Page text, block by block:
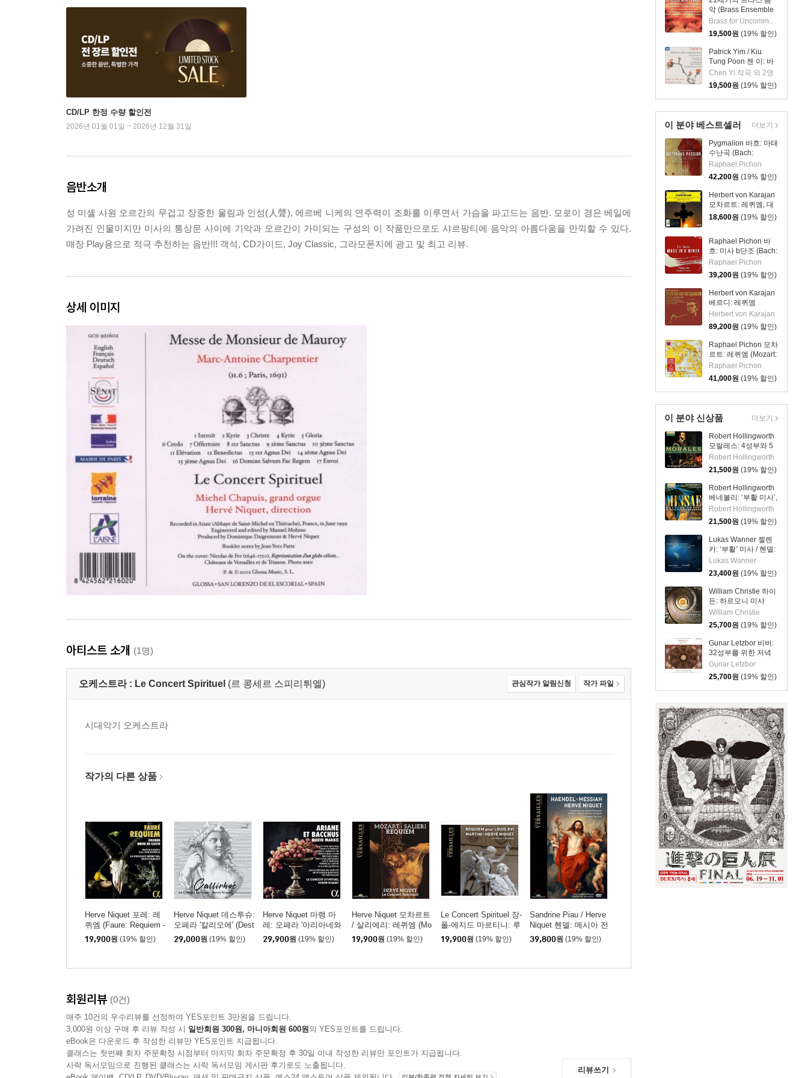
악 (Brass Ensemble
Music - 21st Century)Brass for Uncommon Times 실내악
19,500원 (19% 할인)
Patrick Yim / Kiu
Tung Poon 첸 이: 바
이올린, 비올라, 피아
노 작품집 (Chen Yi:
Works For Violin,
Viola And Piano)
Chen Yi 작곡 외 2명
19,500원 (19% 할인)
이 분야 베스트셀러
Pygmalion 바흐: 마태
수난곡 (Bach:
Matthaus-Passion
BWV244)
Raphael Pichon
42,200원 (19% 할인)
Herbert von Karajan
모차르트: 레퀴엠, 대
관식 미사 (Mozart:
18,600원 (19% 할인)
Raphael Pichon 바
흐: 미사 b단조 (Bach:
Mass in b minor,
BWV 232)
Raphael Pichon
39,200원 (19% 할인)
Herbert von Karajan
베르디: 레퀴엠
(Verdi: Messa da
Requiem) [2LP]
Herbert von Karajan
89,200원 (19% 할인)
Raphael Pichon 모차
르트: 레퀴엠 (Mozart:
Requiem in d minor,
K.626) [2LP]
Raphael Pichon
41,000원 (19% 할인)
더보기
이 분야 신상품
Robert Hollingworth
모랄레스: 4성부와 5
성부 미사 ‘무장한 사
람’, 마니피카트
(Morales: L'homme
arme Masses)
Robert Hollingworth
21,500원 (19% 할인)
Robert Hollingworth
베네볼리: ‘부활 미사’,
‘성령강림 미사’
(Benevoli: Missae
Angelus Domini &
Dum Complerentur)
Robert Hollingworth
21,500원 (19% 할인)
Lukas Wanner 젤렌
카: ‘부활’ 미사 / 헨델:
‘캐롤라인 왕비를 위
한 장례식 앤섬’
(Zelenka: Missa
Paschalis / Handel:
Funeral Anthem for
Queen Caroline)
Lukas Wanner
23,400원 (19% 할인)
William Christie 하이
든: 하르모니 미사
Hob. XXII:14 (Haydn:
Harmoniemesse Nr.7
& 14)
William Christie
25,700원 (19% 할인)
Gunar Letzbor 비버:
32성부를 위한 저녁
기도 (Biber:
Vesperae A 32)
Gunar Letzbor
25,700원 (19% 할인)
더보기
CD/LP 한정 수량 할인전
2026년 01월 01일 ~ 2026년 12월 31일
음반소개
성 미셸 사원 오르간의 무겁고 장중한 울림과 인성(人聲), 에르베 니케의 연주력이 조화를 이루면서 가슴을 파고드는 음반. 모로이 경은 베일에
가려진 인물이지만 미사의 통상문 사이에 기악과 오르간이 가미되는 구성의 이 작품만으로도 샤르팡티에 음악의 아름다움을 만끽할 수 있다.
매장 Play용으로 적극 추천하는 음반!!! 객석, CD가이드, Joy Classic, 그라모폰지에 광고 및 최고 리뷰.
상세 이미지
아티스트 소개 (1명)
오케스트라 : Le Concert Spirituel (르 콩세르 스피리튀엘) 관심작가 알림신청 작가 파일
시대악기 오케스트라
작가의 다른 상품
Herve Niquet 포레: 레
퀴엠 (Faure: Requiem -
Gounod: Messe de Clo
vis)
19,900원 (19% 할인)
Herve Niquet 데스투슈:
오페라 '칼리오에' (Dest
ouches: Callirhoe)
29,000원 (19% 할인)
Herve Niquet 마랭 마
레: 오페라 '아리아네와
바쿠스' 전곡 (Marais: A
riane et Bacchus)
29,900원 (19% 할인)
Herve Niquet 모차르트
/ 살리에리: 레퀴엠 (Mo
zart / Salieri: Requiem)
19,900원 (19% 할인)
Le Concert Spirituel 장-
폴-에지드 마르티니: 루
이 16세를 위한 레퀴엠
(Jean-Paul-Egide Marti
XVI)
19,900원 (19% 할인)
Sandrine Piau / Herve
Niquet 헨델: 메시아 전
곡 (Handel: Messiah)
[DVD]
39,800원 (19% 할인)
회원리뷰 (0건)
매주 10건의 우수리뷰를 선정하여 YES포인트 3만원을 드립니다.
3,000원 이상 구매 후 리뷰 작성 시 일반회원 300원, 마니아회원 600원의 YES포인트를 드립니다.
eBook은 다운로드 후 작성한 리뷰만 YES포인트 지급됩니다.
클래스는 첫번째 회차 주문확정 시점부터 마지막 회차 주문확정 후 30일 이내 작성한 리뷰만 포인트가 지급됩니다.
사락 독서모임으로 진행된 클래스는 사락 독서모임 게시판 후기로도 노출됩니다.
리뷰쓰기